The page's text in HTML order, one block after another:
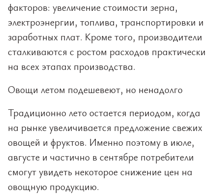
факторов: увеличение стоимости зерна,
электроэнергии, топлива, транспортировки и
заработных плат. Кроме того, производители
сталкиваются с ростом расходов практически
на всех этапах производства.
Овощи летом подешевеют, но ненадолго
Традиционно лето остается периодом, когда
на рынке увеличивается предложение свежих
овощей и фруктов. Именно поэтому в июле,
августе и частично в сентябре потребители
смогут увидеть некоторое снижение цен на
овощную продукцию.